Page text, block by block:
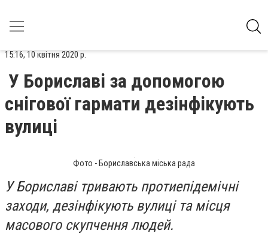
15:16, 10 квітня 2020 р.
У Бориславі за допомогою
снігової гармати дезінфікують
вулиці
Фото - Бориславська міська рада
У Бориславі тривають протиепідемічні
заходи, дезінфікують вулиці та місця
масового скупчення людей.